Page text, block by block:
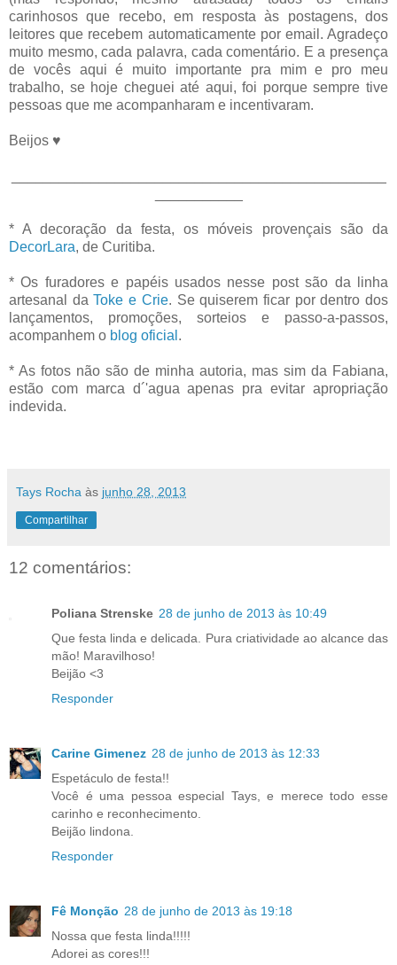
carinhosos que recebo, em resposta às postagens, dos
leitores que recebem automaticamente por email. Agradeço
muito mesmo, cada palavra, cada comentário. E a presença
de vocês aqui é muito importante pra mim e pro meu
trabalho, se hoje cheguei até aqui, foi porque sempre tive
pessoas que me acompanharam e incentivaram.
Beijos ♥
* A decoração da festa, os móveis provençais são da
DecorLara, de Curitiba.
* Os furadores e papéis usados nesse post são da linha
artesanal daToke e Crie. Se quiserem ficar por dentro dos
lançamentos, promoções, sorteios e passo-a-passos,
acompanhem o blog oficial .
* As fotos não são de minha autoria, mas sim da Fabiana,
estão com marca d´'agua apenas pra evitar apropriação
indevida.
Tays Rocha às junho 28, 2013
Compartilhar
12 comentários:
Poliana Strenske 28 de junho de 2013 às 10:49
Que festa linda e delicada. Pura criatividade ao alcance das
mão! Maravilhoso!
Beijão <3
Responder
Carine Gimenez 28 de junho de 2013 às 12:33
Espetáculo de festa!!
Você é uma pessoa especial Tays, e merece todo esse
carinho e reconhecimento.
Beijão lindona.
Responder
Fê Monção 28 de junho de 2013 às 19:18
Nossa que festa linda!!!!!
Adorei as cores!!!